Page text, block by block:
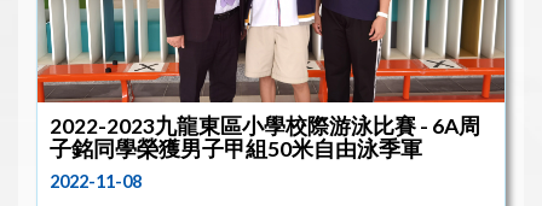
2022-2023九龍東區小學校際游泳比賽 - 6A周
子銘同學榮獲男子甲組50米自由泳季軍
2022-11-08